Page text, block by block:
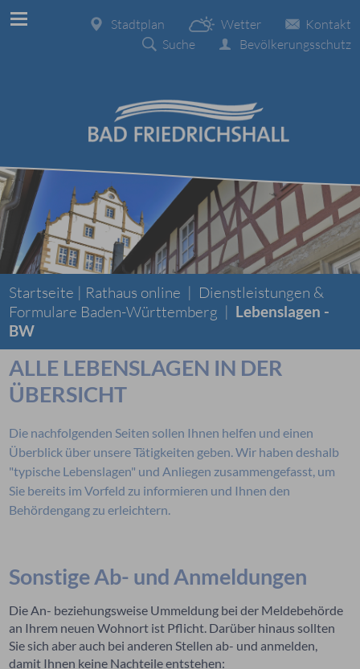
Kontakt
Wetter
Stadtplan
Bevölkerungsschutz
Suche
Startseite | Rathaus online | Dienstleistungen &
Formulare Baden-Württemberg | Lebenslagen -
BW
ALLE LEBENSLAGEN IN DER
ÜBERSICHT
Die nachfolgenden Seiten sollen Ihnen helfen und einen
Überblick über unsere Tätigkeiten geben. Wir haben deshalb
"typische Lebenslagen" und Anliegen zusammengefasst, um
Sie bereits im Vorfeld zu informieren und Ihnen den
Behördengang zu erleichtern.
Sonstige Ab- und Anmeldungen
Die An- beziehungsweise Ummeldung bei der Meldebehörde
an Ihrem neuen Wohnort ist Pflicht. Darüber hinaus sollten
Sie sich aber auch bei anderen Stellen ab- und anmelden,
damit Ihnen keine Nachteile entstehen: